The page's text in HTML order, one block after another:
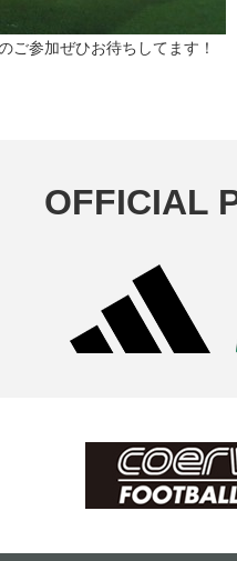
ご参加ぜひお待ちしてます！
OFFICIAL